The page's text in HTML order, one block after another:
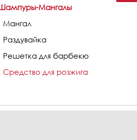
Мангалы
Мангал
Раздувайка
Решетка для барбекю
Средство для розжига